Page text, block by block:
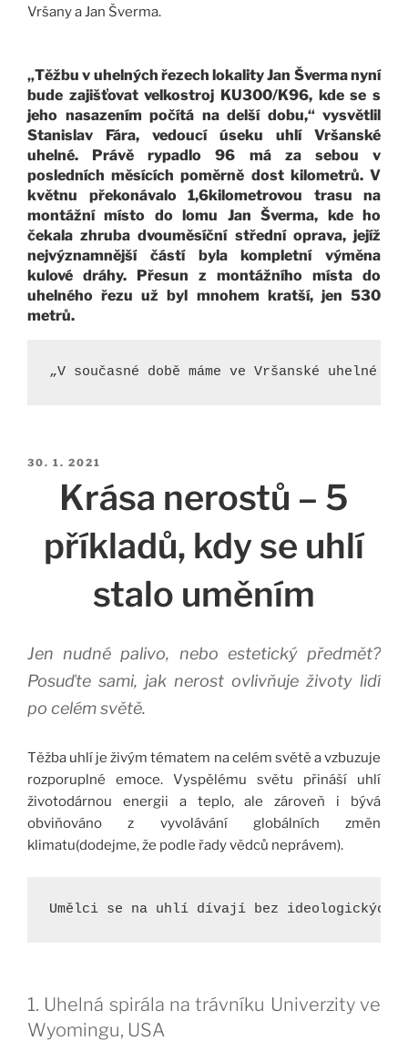
Vršany a Jan Šverma.
„Těžbu v uhelných řezech lokality Jan Šverma nyní
bude zajišťovat velkostroj KU300/K96, kde se s
jeho nasazením počítá na delší dobu,“ vysvětlil
Stanislav Fára, vedoucí úseku uhlí Vršanské
uhelné. Právě rypadlo 96 má za sebou v
posledních měsících poměrně dost kilometrů. V
květnu překonávalo 1,6kilometrovou trasu na
montážní místo do lomu Jan Šverma, kde ho
čekala zhruba dvouměsíční střední oprava, jejíž
nejvýznamnější částí byla kompletní výměna
kulové dráhy. Přesun z montážního místa do
uhelného řezu už byl mnohem kratší, jen 530
metrů.
„V současné době máme ve Vršanské
Publikováno
30. 1. 2021
Krása nerostů – 5
příkladů, kdy se uhlí
stalo uměním
Jen nudné palivo, nebo estetický předmět?
Posuďte sami, jak nerost ovlivňuje životy lidí
po celém světě.
Těžba uhlí je živým tématem na celém světě a vzbuzuje
rozporuplné emoce. Vyspělému světu přináší uhlí
životodárnou energii a teplo, ale zároveň i bývá
obviňováno z vyvolávání globálních změn
klimatu(dodejme, že podle řady vědců neprávem).
Umělci se na uhlí dívají bez ideologických
1. Uhelná spirála na trávníku Univerzity ve
Wyomingu, USA